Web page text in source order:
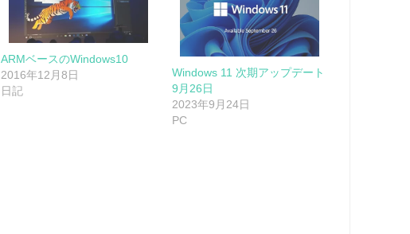
ARMベースのWindows10
2016年12月8日
日記
Windows 11 次期アップデート
9月26日
2023年9月24日
PC